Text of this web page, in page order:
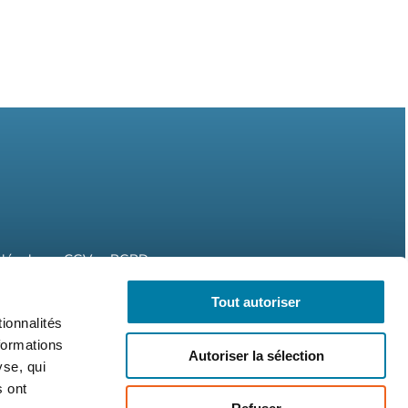
qui
ont
Tout autoriser
Autoriser la sélection
CGV RGPD